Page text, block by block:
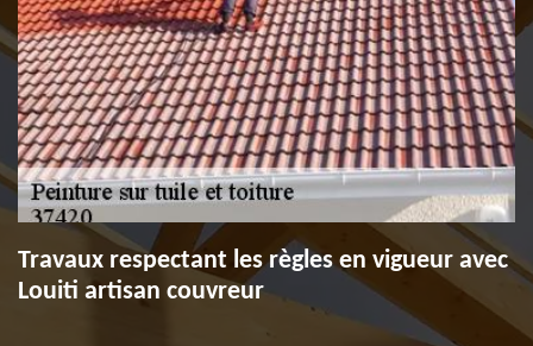
Travaux respectant les règles en vigueur avec
Louiti artisan couvreur